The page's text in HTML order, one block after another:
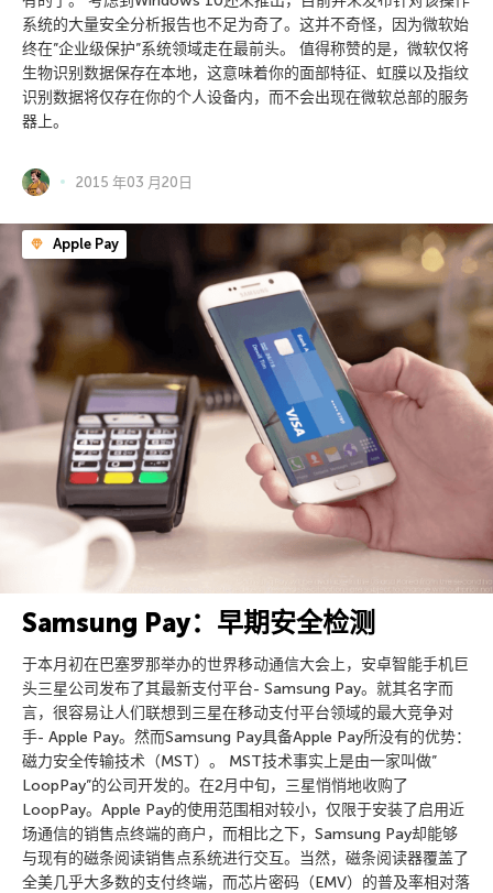
系统的大量安全分析报告也不足为奇了。这并不奇怪，因为微软始
终在”企业级保护”系统领域走在最前头。 值得称赞的是，微软仅将
生物识别数据保存在本地，这意味着你的面部特征、虹膜以及指纹
识别数据将仅存在你的个人设备内，而不会出现在微软总部的服务
器上。
2015 年03 月20日
Apple Pay
Samsung Pay：早期安全检测
于本月初在巴塞罗那举办的世界移动通信大会上，安卓智能手机巨
头三星公司发布了其最新支付平台- Samsung Pay。就其名字而
言，很容易让人们联想到三星在移动支付平台领域的最大竞争对
手- Apple Pay。然而Samsung Pay具备Apple Pay所没有的优势：
磁力安全传输技术（MST）。 MST技术事实上是由一家叫做”
LoopPay”的公司开发的。在2月中旬，三星悄悄地收购了
LoopPay。Apple Pay的使用范围相对较小，仅限于安装了启用近
场通信的销售点终端的商户，而相比之下，Samsung Pay却能够
与现有的磁条阅读销售点系统进行交互。当然，磁条阅读器覆盖了
全美几乎大多数的支付终端，而芯片密码（EMV）的普及率相对落